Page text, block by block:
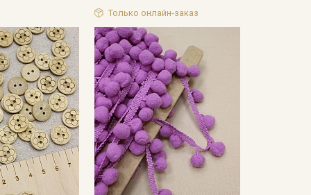
Только онлайн-заказ